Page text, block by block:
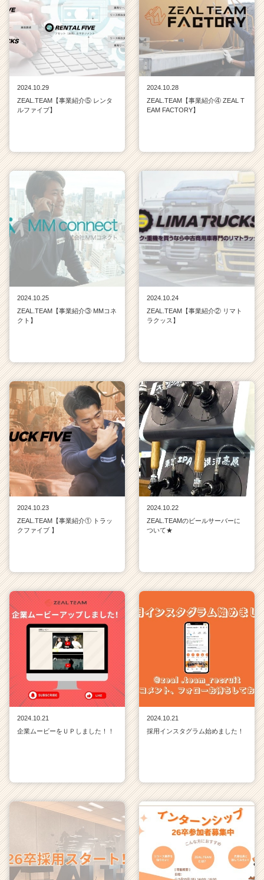
2024.10.29
ZEAL.TEAM【事業紹介⑤ レンタ
ルファイブ】
2024.10.28
ZEAL.TEAM【事業紹介④ ZEAL T
EAM FACTORY】
2024.10.25
ZEAL.TEAM【事業紹介③ MMコネ
クト】
2024.10.24
ZEAL.TEAM【事業紹介② リマト
ラクッス】
2024.10.23
ZEAL.TEAM【事業紹介① トラッ
クファイブ 】
2024.10.22
ZEAL.TEAMのビールサーバーに
ついて★
2024.10.21
企業ムービーをＵＰしました！！
2024.10.21
採用インスタグラム始めました！